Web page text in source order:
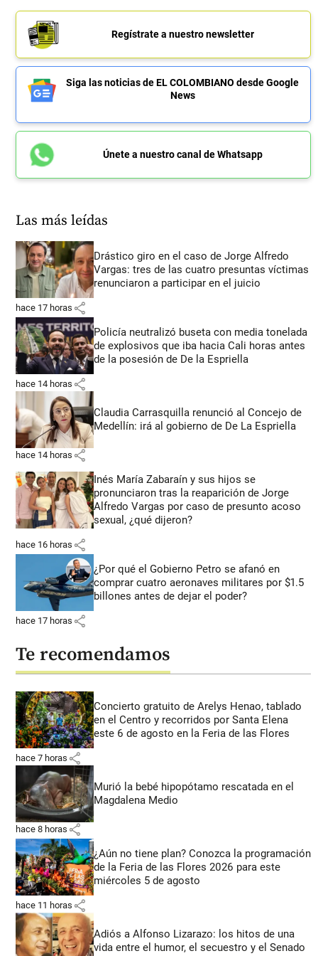
Regístrate a nuestro newsletter
Siga las noticias de EL COLOMBIANO desde Google
News
Únete a nuestro canal de Whatsapp
Las más leídas
Drástico giro en el caso de Jorge Alfredo
Vargas: tres de las cuatro presuntas víctimas
renunciaron a participar en el juicio
hace 17 horas share
Policía neutralizó buseta con media tonelada
de explosivos que iba hacia Cali horas antes
de la posesión de De la Espriella
hace 14 horas share
Claudia Carrasquilla renunció al Concejo de
Medellín: irá al gobierno de De La Espriella
hace 14 horas share
Inés María Zabaraín y sus hijos se
pronunciaron tras la reaparición de Jorge
Alfredo Vargas por caso de presunto acoso
sexual, ¿qué dijeron?
hace 16 horas share
¿Por qué el Gobierno Petro se afanó en
comprar cuatro aeronaves militares por $1.5
billones antes de dejar el poder?
hace 17 horas share
Te recomendamos
Concierto gratuito de Arelys Henao, tablado
en el Centro y recorridos por Santa Elena
este 6 de agosto en la Feria de las Flores
hace 7 horas share
Murió la bebé hipopótamo rescatada en el
Magdalena Medio
hace 8 horas share
¿Aún no tiene plan? Conozca la programación
de la Feria de las Flores 2026 para este
miércoles 5 de agosto
hace 11 horas share
Adiós a Alfonso Lizarazo: los hitos de una
vida entre el humor, el secuestro y el Senado